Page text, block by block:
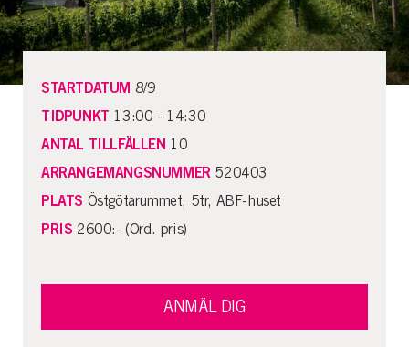
STARTDATUM 8/9
TIDPUNKT 13:00 - 14:30
ANTAL TILLFÄLLEN 10
ARRANGEMANGSNUMMER520403
PLATS Östgötarummet, 5tr, ABF-huset
PRIS 2600:- (Ord. pris)
ANMÄL DIG